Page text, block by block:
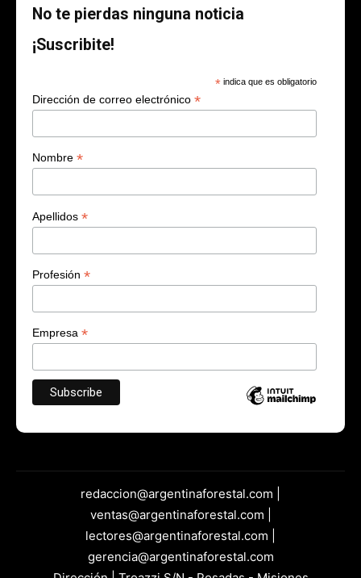
No te pierdas ninguna noticia
¡Suscribite!
* indica que es obligatorio
Dirección de correo electrónico *
Nombre *
Apellidos *
Profesión *
Empresa *
redaccion@argentinaforestal.com |
ventas@argentinaforestal.com |
lectores@argentinaforestal.com |
gerencia@argentinaforestal.com